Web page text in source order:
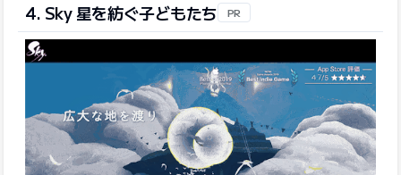
4. Sky 星を紡ぐ子どもたち PR